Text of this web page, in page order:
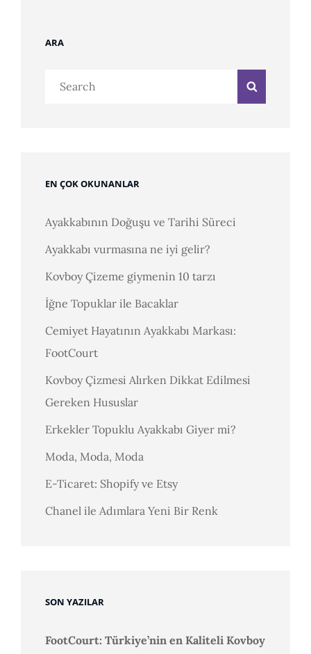
ARA
Search
EN ÇOK OKUNANLAR
Ayakkabının Doğuşu ve Tarihi Süreci
Ayakkabı vurmasına ne iyi gelir?
Kovboy Çizeme giymenin 10 tarzı
İğne Topuklar ile Bacaklar
Cemiyet Hayatının Ayakkabı Markası:
FootCourt
Kovboy Çizmesi Alırken Dikkat Edilmesi
Gereken Hususlar
Erkekler Topuklu Ayakkabı Giyer mi?
Moda, Moda, Moda
E-Ticaret: Shopify ve Etsy
Chanel ile Adımlara Yeni Bir Renk
SON YAZILAR
FootCourt: Türkiye’nin en Kaliteli Kovboy